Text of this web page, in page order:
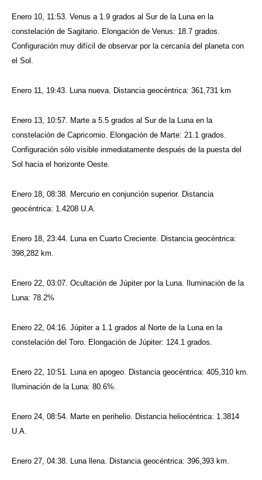
Enero 10, 11:53. Venus a 1.9 grados al Sur de la Luna en la
constelación de Sagitario. Elongación de Venus: 18.7 grados.
Configuración muy difícil de observar por la cercanía del planeta con
el Sol.
Enero 11, 19:43. Luna nueva. Distancia geocéntrica: 361,731 km
Enero 13, 10:57. Marte a 5.5 grados al Sur de la Luna en la
constelación de Capricornio. Elongación de Marte: 21.1 grados.
Configuración sólo visible inmediatamente después de la puesta del
Sol hacia el horizonte Oeste.
Enero 18, 08:38. Mercurio en conjunción superior. Distancia
geocéntrica: 1.4208 U.A.
Enero 18, 23:44. Luna en Cuarto Creciente. Distancia geocéntrica:
398,282 km.
Enero 22, 03:07. Ocultación de Júpiter por la Luna. Iluminación de la
Luna: 78.2%
Enero 22, 04:16. Júpiter a 1.1 grados al Norte de la Luna en la
constelación del Toro. Elongación de Júpiter: 124.1 grados.
Enero 22, 10:51. Luna en apogeo. Distancia geocéntrica: 405,310 km.
Iluminación de la Luna: 80.6%.
Enero 24, 08:54. Marte en perihelio. Distancia heliocéntrica: 1.3814
U.A.
Enero 27, 04:38. Luna llena. Distancia geocéntrica: 396,393 km.